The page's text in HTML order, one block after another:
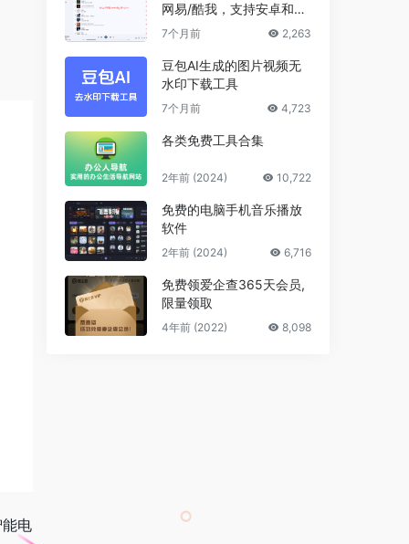
电
网易/酷我，支持安卓和Wi
ndows平台
7个月前 2,263
豆包AI生成的图片视频无
水印下载工具
7个月前 4,723
各类免费工具合集
2年前 (2024) 10,722
免费的电脑手机音乐播放
软件
2年前 (2024) 6,716
免费领爱企查365天会员,
限量领取
4年前 (2022) 8,098